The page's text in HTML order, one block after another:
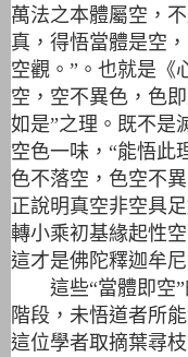
萬法之本體屬空，
真，得悟當體是空
空觀。”。也就是《
空，空不異色，色
如是”之理。既不是
空色一味，“能悟此
色不落空，色空不
正說明真空非空具
轉小乘初基緣起性
這才是佛陀釋迦牟
這些“當體即空”
階段，未悟道者所
這位學者取摘葉尋